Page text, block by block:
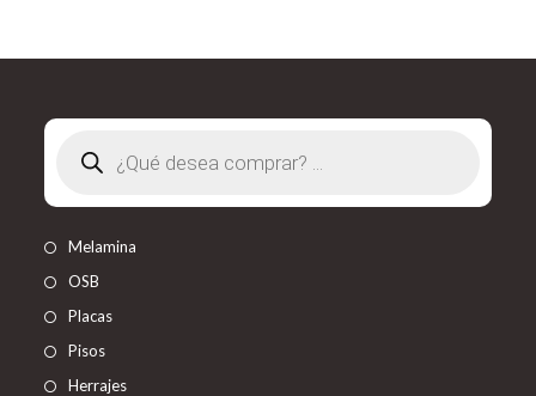
productos
Melamina
OSB
Placas
Pisos
Herrajes